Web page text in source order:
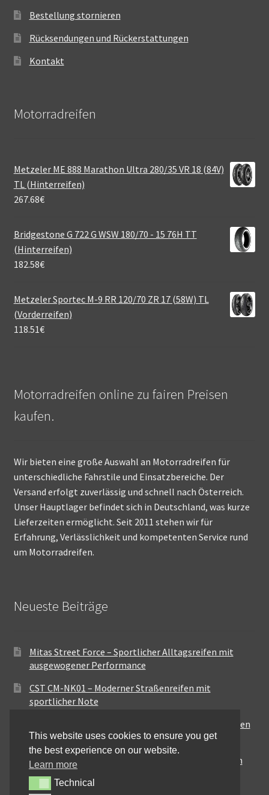
Bestellung stornieren
Rücksendungen und Rückerstattungen
Kontakt
Motorradreifen
Metzeler ME 888 Marathon Ultra 280/35 VR 18 (84V)
TL (Hinterreifen)
267.68€
Bridgestone G 722 G WSW 180/70 - 15 76H TT
(Hinterreifen)
182.58€
Metzeler Sportec M-9 RR 120/70 ZR 17 (58W) TL
(Vorderreifen)
118.51€
Motorradreifen online zu fairen Preisen
kaufen.
Wir bieten eine große Auswahl an Motorradreifen für
unterschiedliche Fahrstile und Einsatzbereiche. Der
Versand erfolgt zuverlässig und schnell nach Österreich.
Unser Hauptlager befindet sich in Deutschland, was kurze
Lieferzeiten ermöglicht. Seit 2011 stehen wir für
Erfahrung, Verlässlichkeit und kompetenten Service rund
um Motorradreifen.
Neueste Beiträge
Mitas Street Force – Sportlicher Alltagsreifen mit
ausgewogener Performance
CST CM-NK01 – Moderner Straßenreifen mit
sportlicher Note
Maxxis MA-ST3 – Ausgewogener Sport-Touring-Reifen
für vielseitige Einsätze
Pirelli City Demon – Zuverlässigkeit für den urbanen
Alltag
This website uses cookies to ensure you get
the best experience on our website.
Learn more
TechnicalTechnical